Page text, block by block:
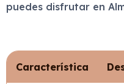
puedes disfrutar en
Característica